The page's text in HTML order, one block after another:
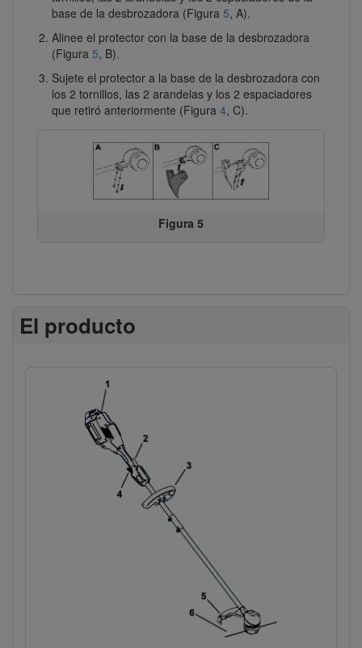
base de la desbrozadora (Figura 5, A).
Alinee el protector con la base de la desbrozadora
(Figura 5, B).
Sujete el protector a la base de la desbrozadora con
los 2 tornillos, las 2 arandelas y los 2 espaciadores
que retiró anteriormente (Figura 4, C).
Figura 5
El producto